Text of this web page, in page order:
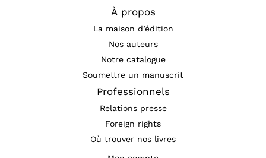
À propos
La maison d’édition
Nos auteurs
Notre catalogue
Soumettre un manuscrit
Professionnels
Relations presse
Foreign rights
Où trouver nos livres